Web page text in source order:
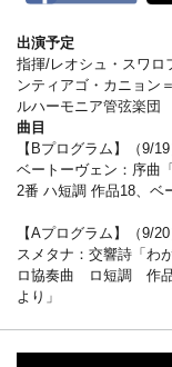
出演予定
指揮/レオシュ・スワロ
ンティアゴ・カニョン
ルハーモニア管弦楽団
曲目
【Bプログラム】（9/19
ベートーヴェン：序曲
2番 ハ短調 作品18、ベ
【Aプログラム】（9/20
スメタナ：交響詩「わ
ロ協奏曲 ロ短調 作
より」